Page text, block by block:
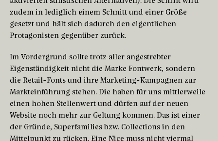
zudem in lediglich einem Schnitt und einer Größe
gesetzt und hält sich dadurch den eigentlichen
Protagonisten gegenüber zurück.
Im Vordergrund sollte trotz aller angestrebter
Eigenständigkeit nicht die Marke Fontwerk, sondern
die Retail-Fonts und ihre Marketing-Kampagnen zur
Markteinführung stehen. Die haben für uns mittlerweile
einen hohen Stellenwert und dürfen auf der neuen
Website noch mehr zur Geltung kommen. Das ist einer
der Gründe, Superfamilies bzw. Collections in den
Mittelpunkt zu rücken. Eine Nice muss nicht viermal